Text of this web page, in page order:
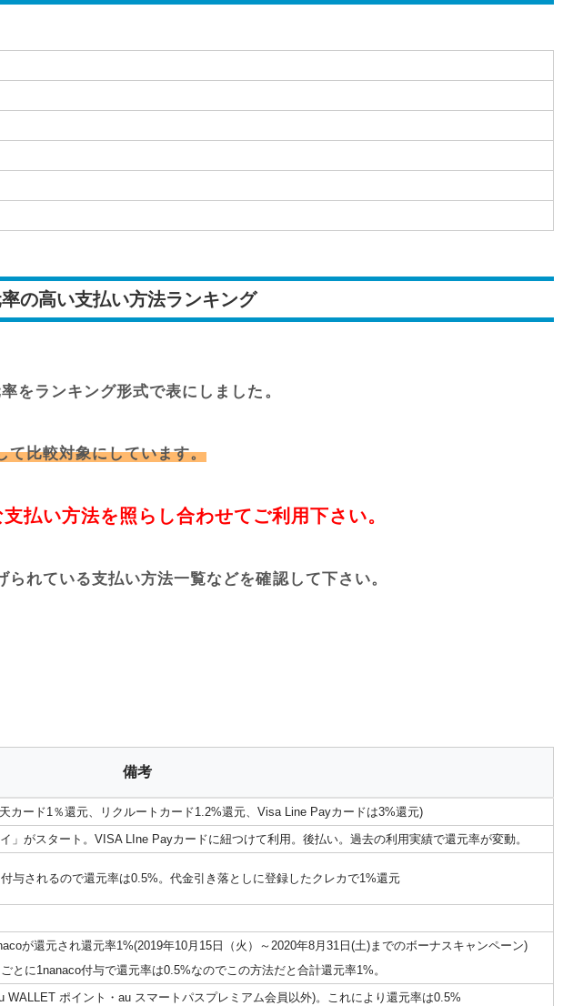
の高い支払い方法ランキング
をランキング形式で表にしました。
て比較対象にしています。
払い方法を照らし合わせてご利用下さい。
れている支払い方法一覧などを確認して下さい。
備考
カード1％還元、リクルートカード1.2%還元、Visa Line Payカードは3%還元)
」がスタート。VISA LIne Payカードに紐つけて利用。後払い。過去の利用実績で還元率が変動。
与されるので還元率は0.5%。代金引き落としに登録したクレカで1%還元
が還元され還元率1%(2019年10月15日（火）～2020年8月31日(土)までのボーナスキャンペーン)
とに1nanaco付与で還元率は0.5%なのでこの方法だと合計還元率1%。
WALLET ポイント・au スマートパスプレミアム会員以外)。これにより還元率は0.5%